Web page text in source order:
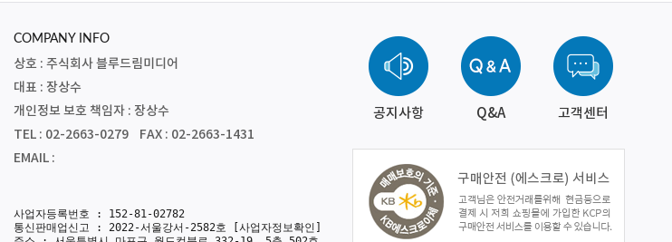
COMPANY INFO
상호 : 주식회사 블루드림미디어
대표 : 장상수
개인정보 보호 책임자 : 장상수
TEL : 02-2663-0279 FAX : 02-2663-1431
EMAIL :
사업자등록번호 : 152-81-02782
통신판매업신고 : 2022-서울강서-2582호
[사업자정보확인]
공지사항 Q&A 고객센터